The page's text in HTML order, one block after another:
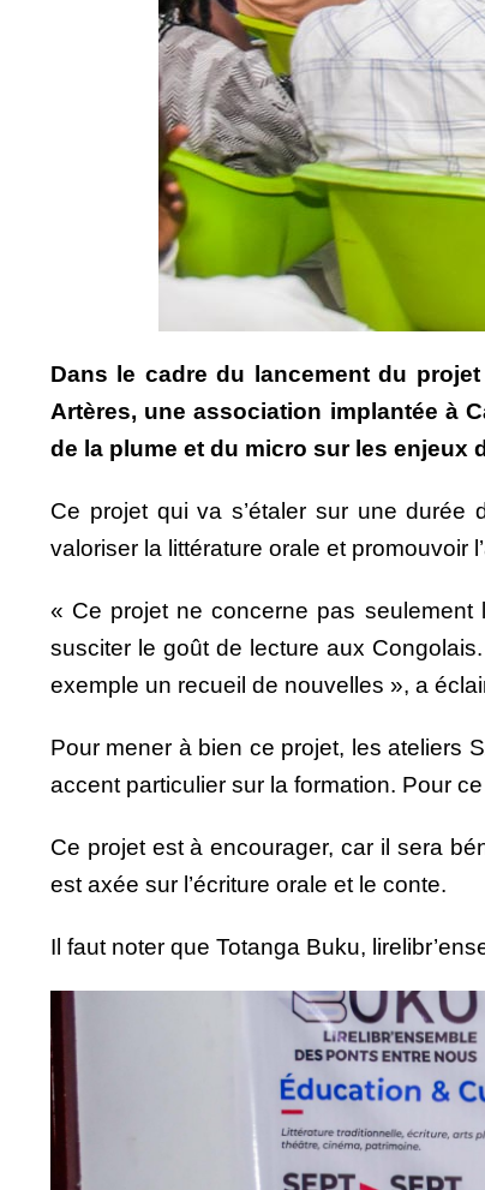
Dans le cadre du lancement du
Artères, une association implantée à
de la plume et du micro sur les enjeux
Ce projet qui va s’étaler sur une
valoriser la littérature orale et promouvoir
« Ce projet ne concerne pas seulement
susciter le goût de lecture aux
exemple un recueil de nouvelles », a
Pour mener à bien ce projet, les ateliers
accent particulier sur la formation. Pour
Ce projet est à encourager, car il sera
est axée sur l’écriture orale et le conte.
Il faut noter que Totanga Buku,